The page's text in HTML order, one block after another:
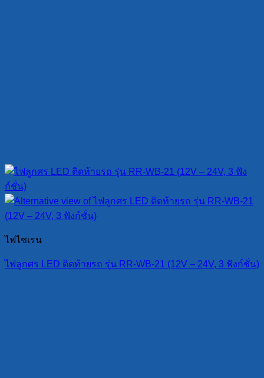
ไฟไซเรน
ไฟลูกศร LED ติดท้ายรถ รุ่น RR-WB-21 (12V – 24V, 3 ฟังก์ชั่น)